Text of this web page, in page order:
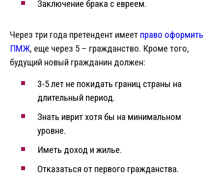
Заключение брака с евреем.
Через три года претендент имеет право оформить
ПМЖ, еще через 5 – гражданство. Кроме того,
будущий новый гражданин должен:
3-5 лет не покидать границ страны на
длительный период.
Знать иврит хотя бы на минимальном
уровне.
Иметь доход и жилье.
Отказаться от первого гражданства.